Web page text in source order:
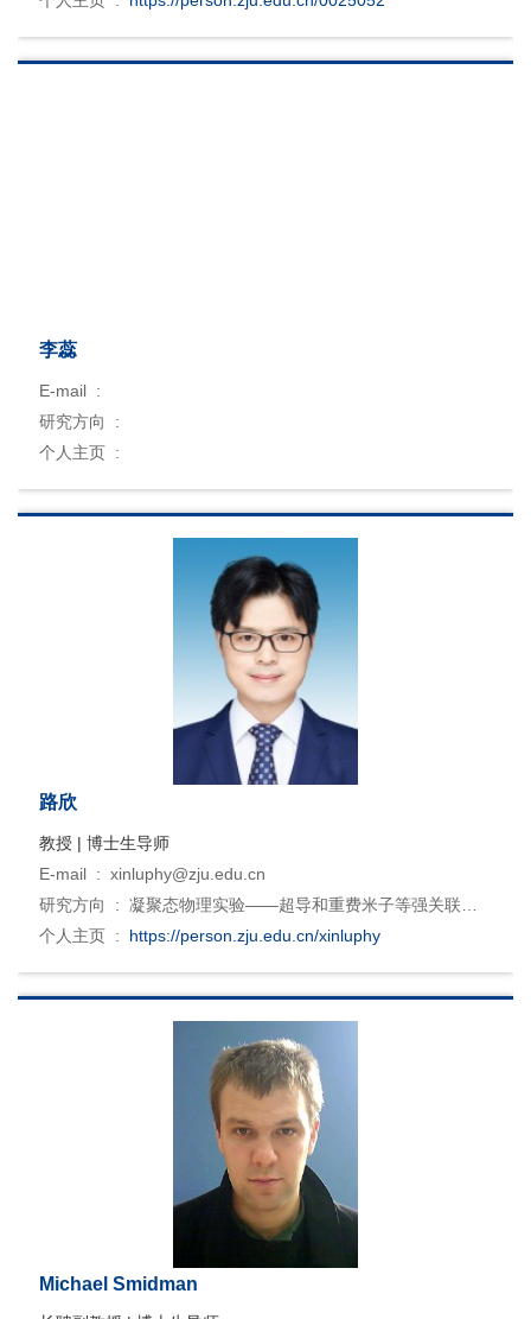
李蕊
研究方向 :
个人主页 :
路欣
教授 | 博士生导师
xinluphy@zju.edu.cn
研究方向 : 凝聚态物理实验——超导和重费米子等强关联电
子体系 · 低维和界面物理 · 精密测量
个人主页 : https://person.zju.edu.cn/xinluphy
Michael Smidman